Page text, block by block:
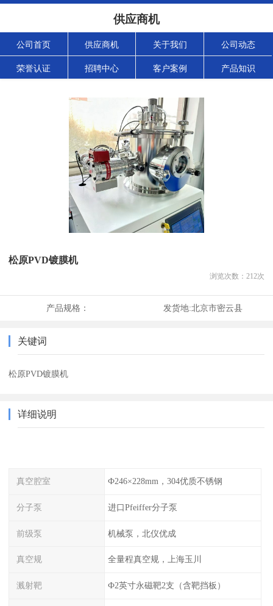
供应商机
公司首页 供应商机 关于我们 公司动态
荣誉认证 招聘中心 客户案例 产品知识
松原PVD镀膜机
浏览次数： 212次
产品规格： 发货地:北京市密云县
关键词
松原PVD镀膜机
详细说明
真空腔室 Ф246×228mm，304优质不锈钢
分子泵 进口Pfeiffer分子泵
前级泵 机械泵，北仪优成
真空规 全量程真空规，上海玉川
溅射靶 Ф2英寸永磁靶2支（含靶挡板）